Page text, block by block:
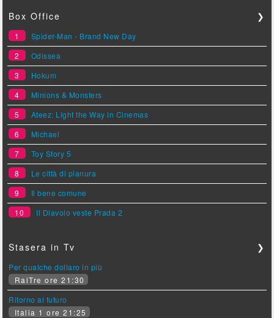
Box Office ❯
1
Spider-Man - Brand New Day
2
Odissea
3
Hokum
4
Minions & Monsters
5
Ateez: Light the Way in Cinemas
6
Michael
7
Toy Story 5
8
Le città di pianura
9
Il bene comune
10
Il Diavolo veste Prada 2
Stasera in Tv ❯
Per qualche dollaro in più
RaiTre ore 21:30
Ritorno al futuro
Italia 1 ore 21:25